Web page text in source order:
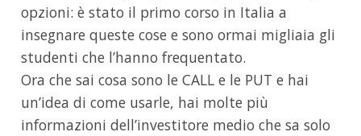
opzioni: è stato il primo corso in Italia a
insegnare queste cose e sono ormai migliaia gli
studenti che l’hanno frequentato.
Ora che sai cosa sono le CALL e le PUT e hai
un’idea di come usarle, hai molte più
informazioni dell’investitore medio che sa solo